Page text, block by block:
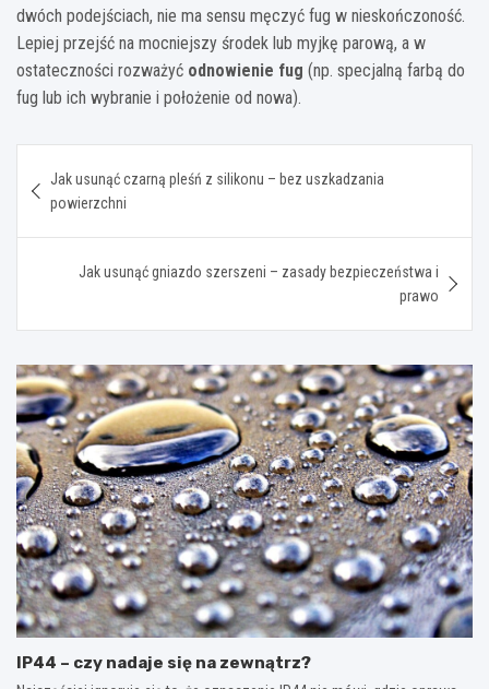
dwóch podejściach, nie ma sensu męczyć fug w nieskończoność.
Lepiej przejść na mocniejszy środek lub myjkę parową, a w
ostateczności rozważyć odnowienie fug (np. specjalną farbą do
fug lub ich wybranie i położenie od nowa).
wpisu
Jak usunąć czarną pleśń z silikonu – bez uszkadzania
powierzchni
Jak usunąć gniazdo szerszeni – zasady bezpieczeństwa i
prawo
IP44 – czy nadaje się na zewnątrz?